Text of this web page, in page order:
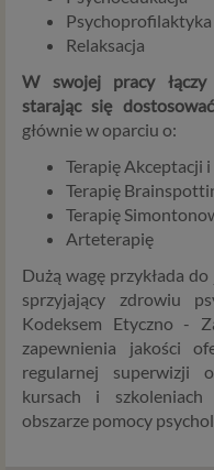
Psychoprofilaktyka
Relaksacja
W swojej pracy łączy
starając się
głównie w oparciu o:
Terapię Akceptacji
Terapię
Terapię
Arteterapię
Dużą wagę przykłada
sprzyjający zdrowiu
Kodeksem Etyczno -
zapewnienia jakości
regularnej superwizji
kursach i
obszarze pomocy
usłudze oferowanej
mogą być zapisywane
technologiach (np. local
lub naszych Zaufanych
urządzeniach, których
Podstawa i cel
Przetwarzanie danych
podstaw prawnych dla
przypadkach korzystania
zasady trzy z nich:
Niezbędność
wykonania
w naszym